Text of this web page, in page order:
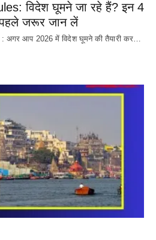
विदेश घूमने जा रहे हैं? इन 4
पहले जरूर जान लें
अगर आप 2026 में विदेश घूमने की तैयारी कर…